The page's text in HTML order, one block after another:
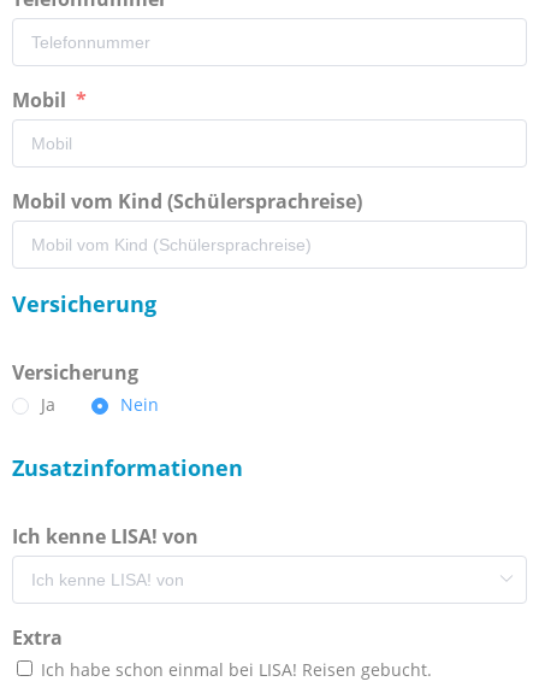
Mobil
Mobil vom Kind (Schülersprachreise)
Versicherung
Versicherung
Ja Nein
Zusatzinformationen
Ich kenne LISA! von
Extra
Ich habe schon einmal bei LISA! Reisen gebucht.